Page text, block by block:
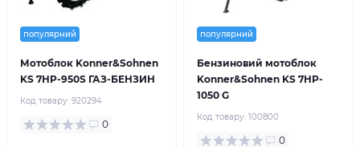
популярний
Мотоблок Konner&Sohnen
KS 7HP-950S ГАЗ-БЕНЗИН
Код товару: 920294
0
популярний
Бензиновий мотоблок
Konner&Sohnen KS 7HP-
1050 G
Код товару: 100800
0